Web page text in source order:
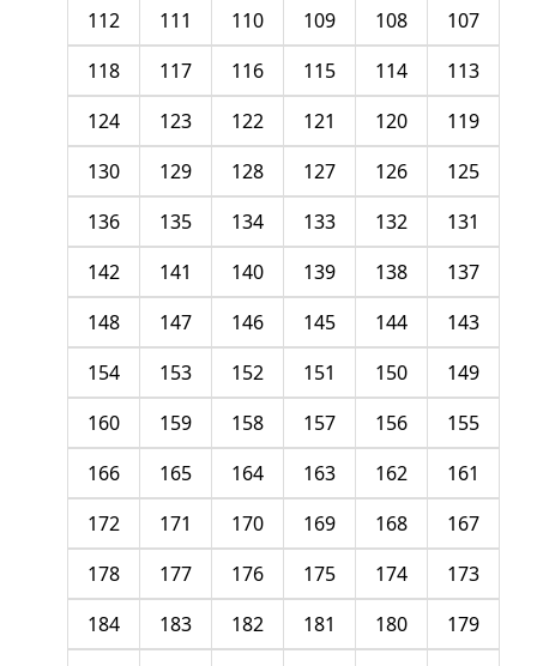
107
108
109
110
111
112
113
114
115
116
117
118
119
120
121
122
123
124
125
126
127
128
129
130
131
132
133
134
135
136
137
138
139
140
141
142
143
144
145
146
147
148
149
150
151
152
153
154
155
156
157
158
159
160
161
162
163
164
165
166
167
168
169
170
171
172
173
174
175
176
177
178
179
180
181
182
183
184